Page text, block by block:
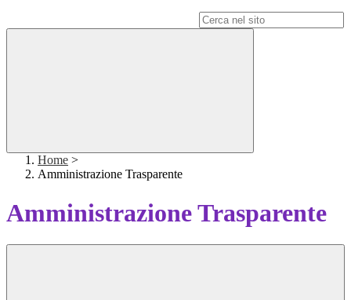
Home >
Amministrazione Trasparente
Amministrazione Trasparente